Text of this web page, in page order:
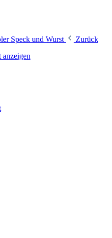
Speck und Wurst
Zurück
anzeigen